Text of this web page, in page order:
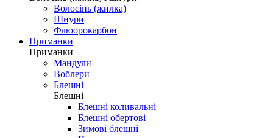
Волосінь (жилка)
Шнури
Флюорокарбон
Приманки
Приманки
Мандули
Воблери
Блешні
Блешні
Блешні коливальні
Блешні обертові
Зимові блешні